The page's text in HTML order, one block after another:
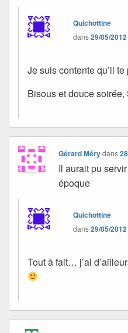
Quichottine
dans29/05/
Je suis contente qu’il te
Bisous et douce soirée,
Gérard Mérydans
Il aurait pu
époque
Quichottine
dans29/05/
Tout à fait… j’ai